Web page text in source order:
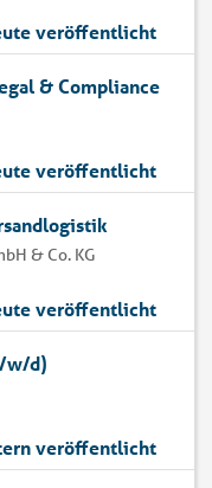
veröffentlicht
& Compliance
veröffentlicht
& Co. KG
veröffentlicht
w/d)
veröffentlicht